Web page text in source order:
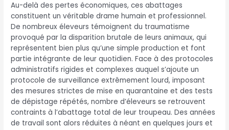
Au-delà des pertes économiques, ces abattages
constituent un véritable drame humain et professionnel.
De nombreux éleveurs témoignent du traumatisme
provoqué par la disparition brutale de leurs animaux, qui
représentent bien plus qu’une simple production et font
partie intégrante de leur quotidien. Face à des protocoles
administratifs rigides et complexes auquel s’ajoute un
protocole de surveillance extrêmement lourd, imposant
des mesures strictes de mise en quarantaine et des tests
de dépistage répétés, nombre d’éleveurs se retrouvent
contraints à l’abattage total de leur troupeau. Des années
de travail sont alors réduites à néant en quelques jours et